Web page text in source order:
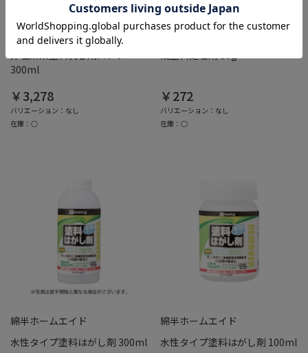
綿半ホームエイド
非塩素系塗料剥し剤スプレー
300ml
￥3,278
バリエーション：なし
在庫：○
綿半ホームエイド
残塗料処理剤 30g
￥272
バリエーション：なし
在庫：○
綿半ホームエイド
水性タイプ塗料はがし剤 300ml
綿半ホームエイド
水性タイプ塗料はがし剤 100ml